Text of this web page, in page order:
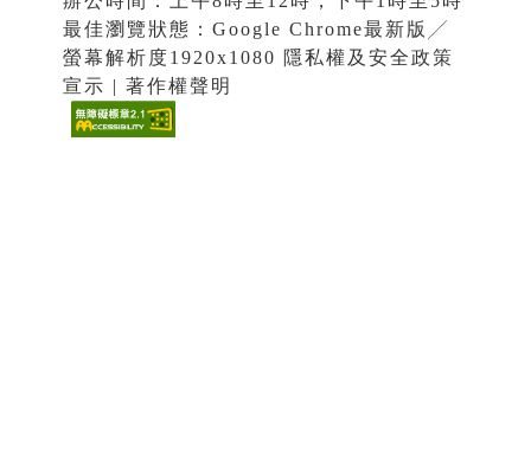
最佳瀏覽狀態：Google Chrome最新版╱
螢幕解析度1920x1080 隱私權及安全政策
宣示 | 著作權聲明